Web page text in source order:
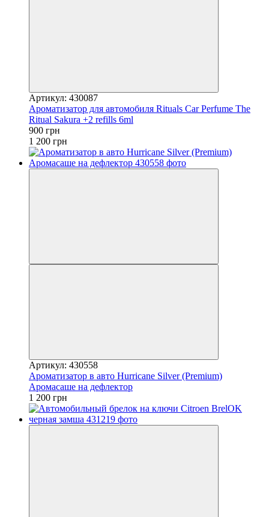
Артикул: 430087
Ароматизатор для автомобиля Rituals ​Car Perfume The
Ritual Sakura +2 refills 6ml
900 грн
1 200 грн
Артикул: 430558
Ароматизатор в авто Hurricane Silver (Premium)
Аромасаше на дефлектор
1 200 грн